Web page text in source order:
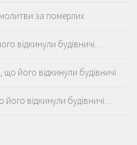
молитви за померлих
відкинули будівничі…
його відкинули будівничі…
відкинули будівничі…